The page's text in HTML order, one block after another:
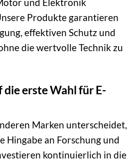
Produkte garantieren
effektiven Schutz und
die wertvolle Technik zu
erste Wahl für E-
Marken unterscheidet,
Hingabe an Forschung und
kontinuierlich in die